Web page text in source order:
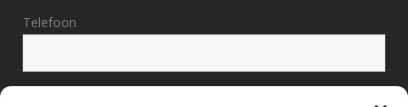
Telefoon